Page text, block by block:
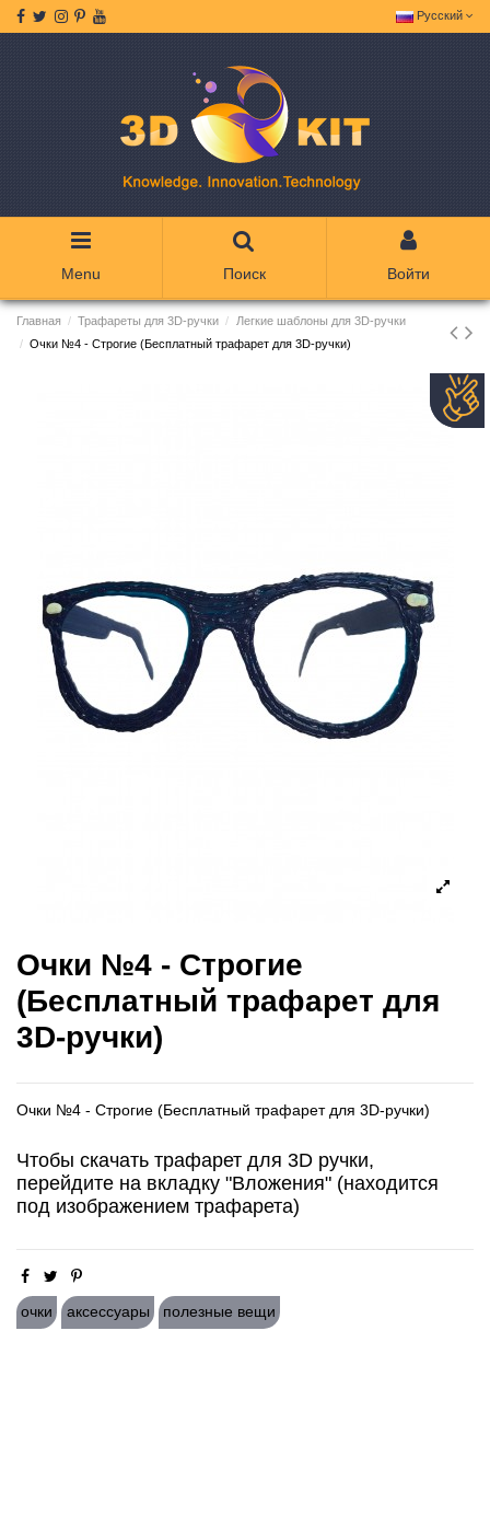
Русский
Menu Поиск Войти
Главная Трафареты для 3D-ручки
Легкие шаблоны для 3D-ручки
Очки №4 - Строгие (Бесплатный трафарет для 3D-ручки)
Очки №4 - Строгие
(Бесплатный трафарет для
3D-ручки)
Очки №4 - Строгие (Бесплатный трафарет для 3D-ручки)
Чтобы скачать трафарет для 3D ручки,
перейдите на вкладку "Вложения" (находится
под изображением трафарета)
очки аксессуары полезные вещи